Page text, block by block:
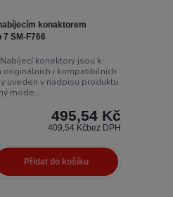
konaktorem
SM-F766
konektory jsou k
originálních i kompatibilních
uveden v nadpisu produktu
mode...
495,54 Kč
409,54 Kčbez DPH
Přidat do košíku